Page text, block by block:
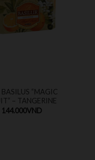
“MAGIC
– TANGERINE
144.000VND